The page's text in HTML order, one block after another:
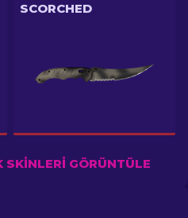
SCORCHED
GÖRÜNTÜLE